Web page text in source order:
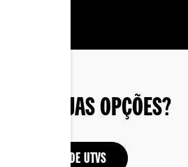
SUAS OPÇÕES?
COMPLETA DE UTVS